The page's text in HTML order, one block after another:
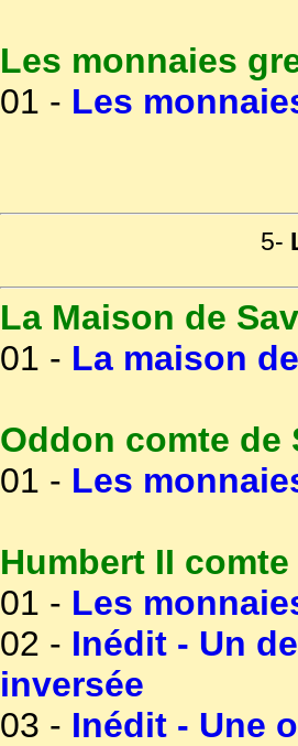
Les monnaies
01 - Les
5-
La Maison de
01 - La maison
Oddon comte de
01 - Les
Humbert II comte
01 - Les
02 - Inédit - Un
inversée
03 - Inédit - Une